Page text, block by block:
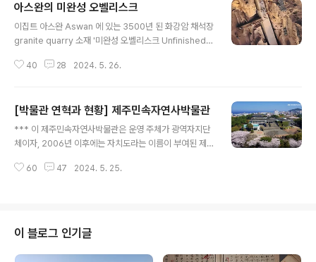
아스완의 미완성 오벨리스크
이집트 아스완 Aswan 에 있는 3500년 된 화강암 채석장
granite quarry 소재 '미완성 오벨리스크 Unfinished
했지만 항공사진이 독특해 다시금 소환한다. 미완성 오벨
대 이집트인들이 완성했다면 거의 41.75m 정도로 측정되
었을 것이고 무게는 약 200마리 아프리카 코끼리와 같은
거의 1,090톤이었을 것이다. 이 오벨리스크는 1922년 레
했다. 그 건설은 하트셉수트 Hatshepsut (기원전 1508-
40 28 2024. 5. 26.
[박물관 연혁과 현황] 제주민속자연사박물관
*** 이 제주민속자연사박물관은 운영 주체가 광역자지단
체이자, 2006년 이후에는 자치도라는 이름이 부여된 제주
앞선 개관 40주년을 맞는다는 제주민속자연사박물관 에서
에 민속관을 지으라 했고, 그가 1979년 10월 26일 시해되
기 전에 이미 그 밑그리림이 완성된 상태였다. 박정희가 그
린 그림은 민속 테마였다가 나중에 자연사를 가미해 지금
60 47 2024. 5. 25.
이 블로그 인기글